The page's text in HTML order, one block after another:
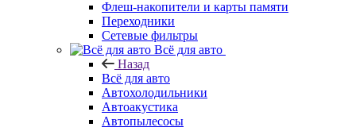
Флеш-накопители и карты памяти
Переходники
Сетевые фильтры
Всё для авто
Назад
Всё для авто
Автохолодильники
Автоакустика
Автопылесосы